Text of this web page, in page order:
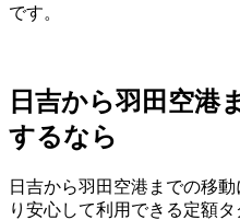
です。
日吉から羽田空港
するなら
日吉から羽田空港までの移
り安心して利用できる定額